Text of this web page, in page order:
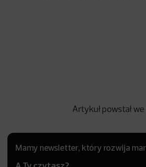
Artykuł powstał we
Mamy newsletter, który rozwija